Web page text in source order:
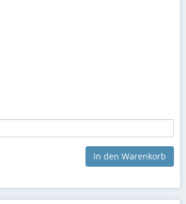
In den Warenkorb